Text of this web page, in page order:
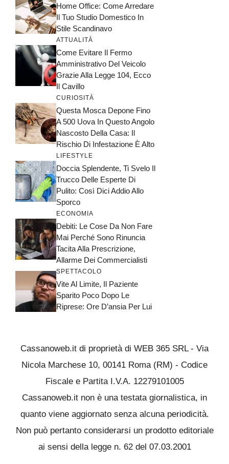
Home Office: Come Arredare
Il Tuo Studio Domestico In
Stile Scandinavo
ATTUALITÀ
Come Evitare Il Fermo
Amministrativo Del Veicolo
Grazie Alla Legge 104, Ecco
Il Cavillo
CURIOSITÀ
Questa Mosca Depone Fino
A 500 Uova In Questo Angolo
Nascosto Della Casa: Il
Rischio Di Infestazione È Alto
LIFESTYLE
Doccia Splendente, Ti Svelo Il
Trucco Delle Esperte Di
Pulito: Così Dici Addio Allo
Sporco
ECONOMIA
Debiti: Le Cose Da Non Fare
Mai Perché Sono Rinuncia
Tacita Alla Prescrizione,
Allarme Dei Commercialisti
SPETTACOLO
Vite Al Limite, Il Paziente
Sparito Poco Dopo Le
Riprese: Ore D’ansia Per Lui
Cassanoweb.it di proprietà di WEB 365 SRL - Via
Nicola Marchese 10, 00141 Roma (RM) - Codice
Fiscale e Partita I.V.A. 12279101005
Cassanoweb.it non è una testata giornalistica, in
quanto viene aggiornato senza alcuna periodicità.
Non può pertanto considerarsi un prodotto editoriale
ai sensi della legge n. 62 del 07.03.2001